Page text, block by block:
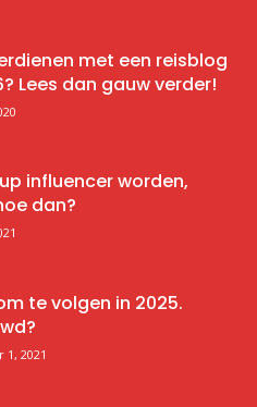
met een reisblog
Lees dan gauw verder!
influencer worden,
dan?
te volgen in 2025.
2021